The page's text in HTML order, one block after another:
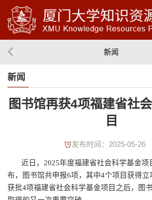
新闻
新闻
图书馆再获4项福建省社
目
发布时间：2025-05-26
近日，2025年度福建省社会科学基金项
布，图书馆共申报6项，其中4个项目获得立
获批4项福建省社会科学基金项目之后，图